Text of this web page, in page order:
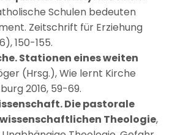
Schulen bedeuten
Zeitschrift für Erziehung
150-155.
Stationen eines weiten
(Hrsg.), Wie lernt Kirche
2016, 59-69.
Die pastorale
Theologie,